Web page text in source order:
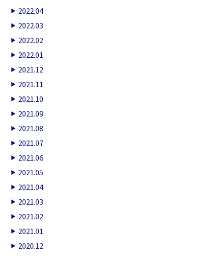
2022.04
2022.03
2022.02
2022.01
2021.12
2021.11
2021.10
2021.09
2021.08
2021.07
2021.06
2021.05
2021.04
2021.03
2021.02
2021.01
2020.12